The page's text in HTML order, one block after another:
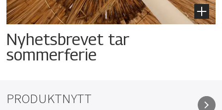
Nyhetsbrevet tar
sommerferie
PRODUKTNYTT